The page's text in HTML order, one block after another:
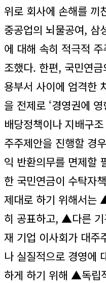
위로 회사에 손해를 끼
중공업의 뇌물공여, 삼
에 대해 속히 적극적
조했다. 한편, 국민연
용부서 사이에 엄격한
을 전제로 ‘경영권에
배당정책이나 지배구
주주제안을 진행할 경
익 반환의무를 면제할
한 국민연금이 수탁자
제대로 하기 위해서는
히 공표하고, ▲다른 기
재 기업 이사회가 대주
나 실질적으로 경영에
하게 하기 위해 ▲독립